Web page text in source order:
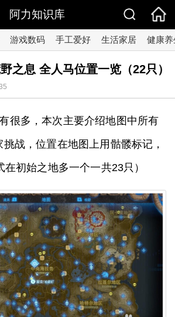
阿力知识库
游戏数码 手工爱好 生活家居 健康养
之息 全人马位置一览（22只）
很多，本次主要介绍地图中所有
战，位置在地图上用骷髅标记，
初始之地多一个一共23只）